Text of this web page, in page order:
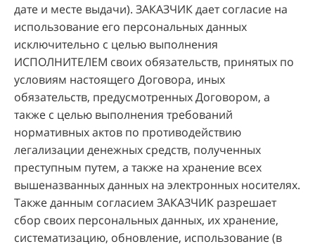
дате и месте выдачи). ЗАКАЗЧИК дает согласие на
использование его персональных данных
исключительно с целью выполнения
ИСПОЛНИТЕЛЕМ своих обязательств, принятых по
условиям настоящего Договора, иных
обязательств, предусмотренных Договором, а
также с целью выполнения требований
нормативных актов по противодействию
легализации денежных средств, полученных
преступным путем, а также на хранение всех
вышеназванных данных на электронных носителях.
Также данным согласием ЗАКАЗЧИК разрешает
сбор своих персональных данных, их хранение,
систематизацию, обновление, использование (в